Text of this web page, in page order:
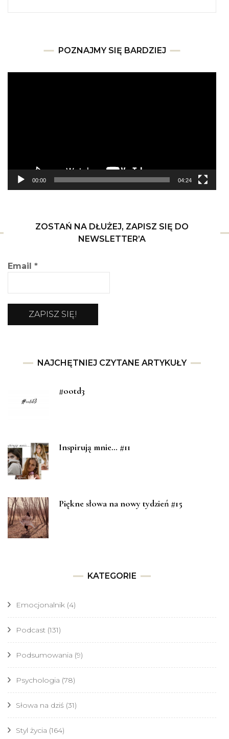
POZNAJMY SIĘ BARDZIEJ
00:00 04:24
ZOSTAŃ NA DŁUŻEJ, ZAPISZ SIĘ DO
NEWSLETTER’A
Email *
NAJCHĘTNIEJ CZYTANE ARTYKUŁY
#ootd3
Inspirują mnie… #11
Piękne słowa na nowy tydzień #15
KATEGORIE
Emocjonalnik (4)
Podcast (131)
Podsumowania (9)
Psychologia (78)
Słowa na dziś (31)
Styl życia (164)